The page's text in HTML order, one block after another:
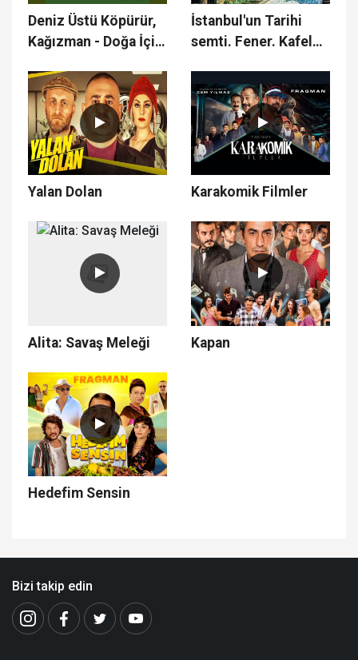
Deniz Üstü Köpürür,
Kağızman - Doğa İçin
İstanbul'un Tarihi
semti. Fener. Kafeler
evleri
Yalan Dolan Karakomik Filmler
Alita: Savaş Meleği Kapan
Hedefim Sensin
Bizi takip edin